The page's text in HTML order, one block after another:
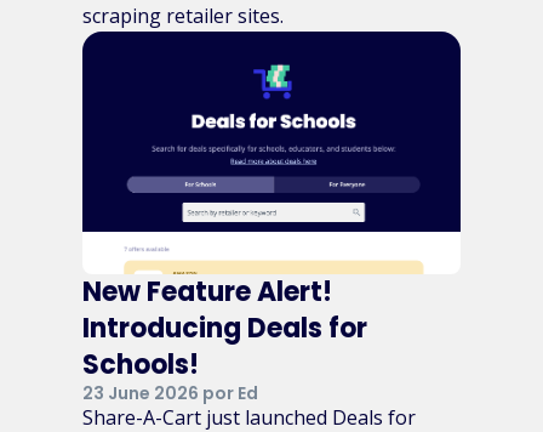
scraping retailer sites.
New Feature Alert!
Introducing Deals for
Schools!
23 June 2026 por Ed
Share-A-Cart just launched Deals for